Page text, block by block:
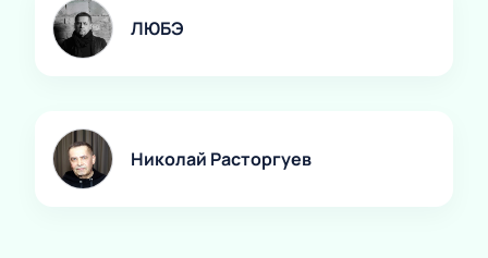
ЛЮБЭ
Николай Расторгуев